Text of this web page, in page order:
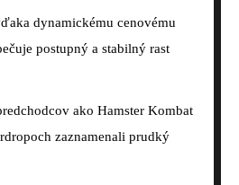
dynamickému cenovému
postupný a stabilný rast
ako Hamster Kombat
zaznamenali prudký